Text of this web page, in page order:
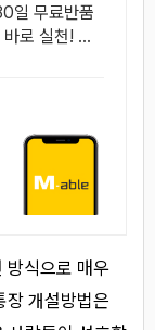
일 무료반품
로 실천! 오
방식으로 매우
장 개설방법은